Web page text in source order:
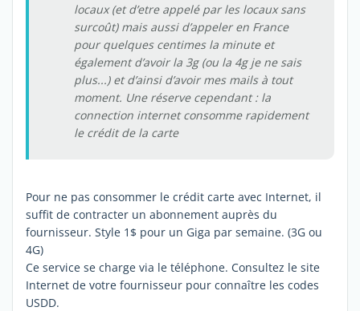
locaux (et d’etre appelé par les locaux sans
surcoût) mais aussi d’appeler en France
pour quelques centimes la minute et
également d’avoir la 3g (ou la 4g je ne sais
plus...) et d’ainsi d’avoir mes mails à tout
moment. Une réserve cependant : la
connection internet consomme rapidement
le crédit de la carte
Pour ne pas consommer le crédit carte avec Internet, il
suffit de contracter un abonnement auprès du
fournisseur. Style 1$ pour un Giga par semaine. (3G ou
4G)
Ce service se charge via le téléphone. Consultez le site
Internet de votre fournisseur pour connaître les codes
USDD.